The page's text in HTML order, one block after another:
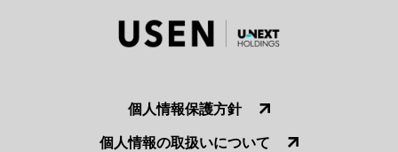
個人情報保護方針
個人情報の取扱いについて